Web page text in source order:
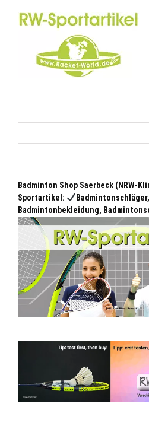
Badminton Shop Saerbeck (NRW-
Sportartikel:
Badmintonbekleidung,